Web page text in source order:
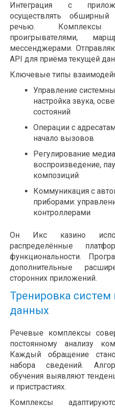
Интеграция с
осуществлять обширный
речью. Комплексы
проигрывателями,
мессенджерами.
API для приёма текущей
Ключевые типы
Управление
настройка звука,
состояний
Операции с
начало вызовов
Регулирование
воспроизведение,
композиций
Коммуникация с
приборами:
контроллерами
Он Икс казино
распределённые
функциональности.
дополнительные
сторонних приложений.
Тренировка систем
данных
Речевые комплексы
постоянному анализу
Каждый обращение
набора сведений.
обучения выявляют
и пристрастиях.
Комплексы